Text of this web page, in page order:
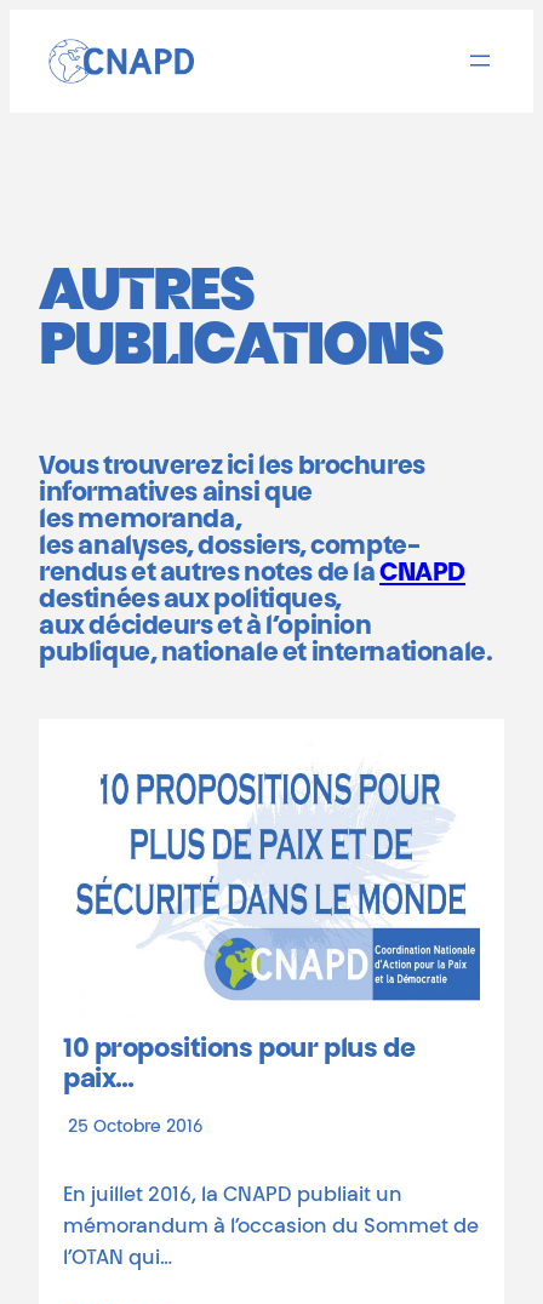
contenu
AUTRES
PUBLICATIONS
Vous trouverez ici les brochures
informatives ainsi que
les memoranda,
lesanalyses,dossiers, compte-
renduset autres notes de laCNAPD
destinées aux politiques,
auxdécideurset à l’opinion
publique, nationale et internationale.
10 propositions pour plus de
paix…
25 Octobre 2016
En juillet 2016, la CNAPD publiait un
mémorandum à l’occasion du Sommet de
l’OTAN qui…